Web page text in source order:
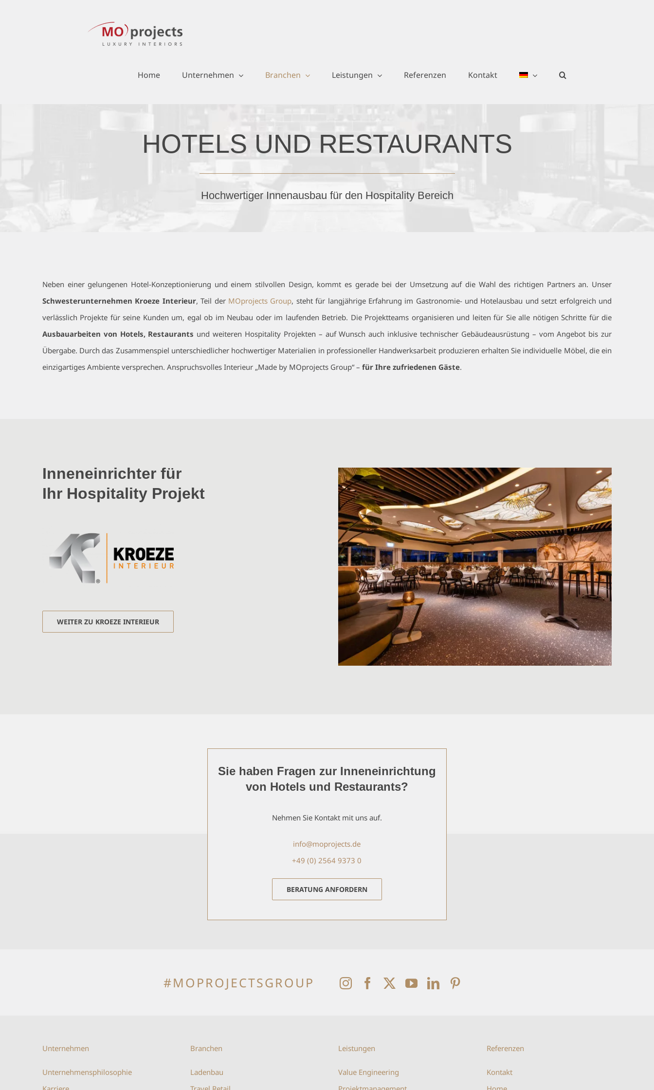
Home Unternehmen Branchen Leistungen Referenzen Kontakt
HOTELS UND RESTAURANTS
Hochwertiger Innenausbau für den Hospitality Bereich
Neben einer gelungenen Hotel-Konzeptionierung und einem stilvollen Design, kommt es gerade bei der Umsetzung auf die Wahl des richtigen Partners an. Unser
Schwesterunternehmen Kroeze Interieur, Teil der MOprojects Group, steht für langjährige Erfahrung im Gastronomie- und Hotelausbau und setzt erfolgreich und
verlässlich Projekte für seine Kunden um, egal ob im Neubau oder im laufenden Betrieb. Die Projektteams organisieren und leiten für Sie alle nötigen Schritte für die
Ausbauarbeiten von Hotels, Restaurants und weiteren Hospitality Projekten – auf Wunsch auch inklusive technischer Gebäudeausrüstung – vom Angebot bis zur
Übergabe. Durch das Zusammenspiel unterschiedlicher hochwertiger Materialien in professioneller Handwerksarbeit produzieren erhalten Sie individuelle Möbel, die ein
einzigartiges Ambiente versprechen. Anspruchsvolles Interieur „Made by MOprojects Group“ – für Ihre zufriedenen Gäste.
Inneneinrichter für
Ihr Hospitality Projekt
WEITER ZU KROEZE INTERIEUR
Sie haben Fragen zur Inneneinrichtung
von Hotels und Restaurants?
Nehmen Sie Kontakt mit uns auf.
info@moprojects.de
+49 (0) 2564 9373 0
BERATUNG ANFORDERN
#MOPROJECTSGROUP
Unternehmen
Unternehmensphilosophie
Branchen
Ladenbau
Leistungen
Value Engineering
Referenzen
Kontakt